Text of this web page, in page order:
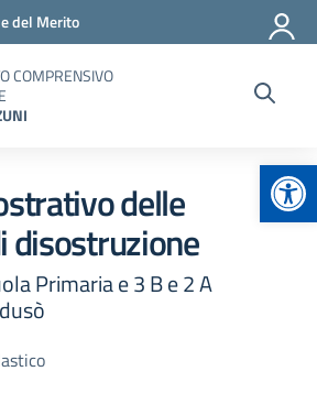
del Merito
COMPRENSIVO
delle
disostruzione
Primaria e 3 B e 2 A